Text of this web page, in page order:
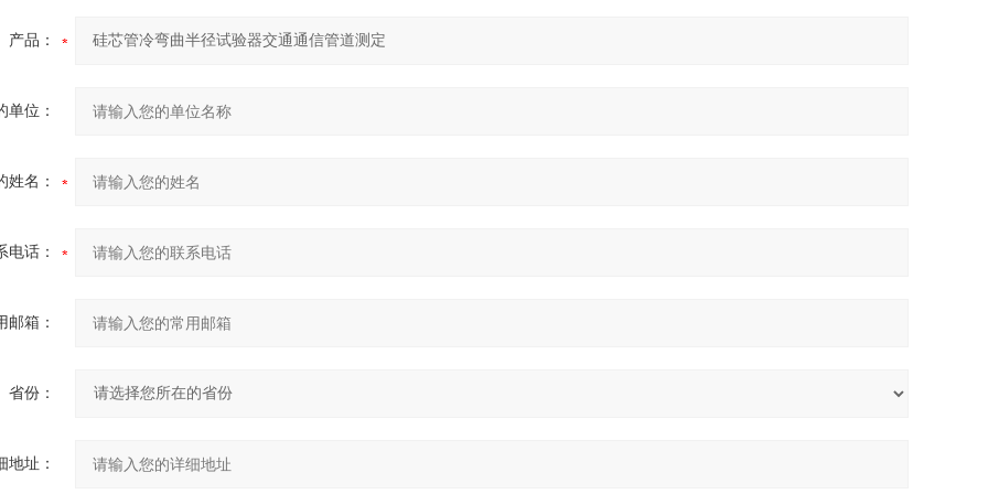
产品：
单位：
姓名：
电话：
邮箱：
省份：
地址：